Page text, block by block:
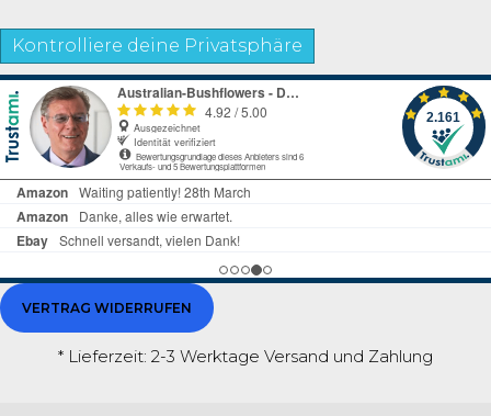
Kontrolliere deine Privatsphäre
VERTRAG WIDERRUFEN
* Lieferzeit: 2-3 Werktage Versand und Zahlung